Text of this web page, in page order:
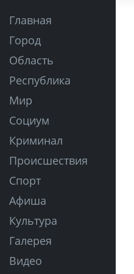
Главная
Город
Область
Республика
Мир
Социум
Криминал
Происшествия
Спорт
Афиша
Культура
Галерея
Видео